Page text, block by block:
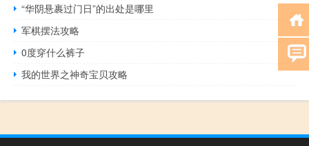
“华阴悬裹过门日”的出处是哪里
军棋摆法攻略
0度穿什么裤子
我的世界之神奇宝贝攻略